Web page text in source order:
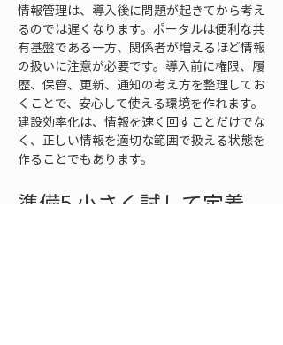
情報管理は、導入後に問題が起きてから考え
るのでは遅くなります。ポータルは便利な共
有基盤である一方、関係者が増えるほど情報
の扱いに注意が必要です。導入前に権限、履
歴、保管、更新、通知の考え方を整理してお
くことで、安心して使える環境を作れます。
建設効率化は、情報を速く回すことだけでな
く、正しい情報を適切な範囲で扱える状態を
作ることでもあります。
準備5 小さく試して定着